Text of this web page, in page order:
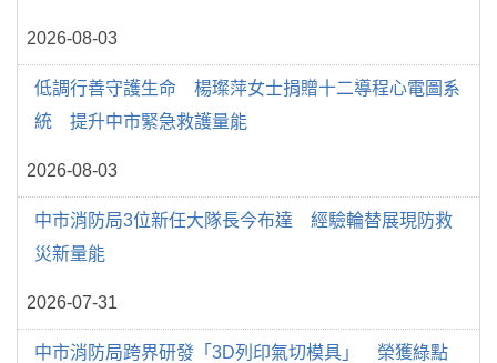
2026-08-03
低調行善守護生命 楊璨萍女士捐贈十二導程心電圖系
統 提升中市緊急救護量能
2026-08-03
中市消防局3位新任大隊長今布達 經驗輪替展現防救
災新量能
2026-07-31
中市消防局跨界研發「3D列印氣切模具」 榮獲綠點